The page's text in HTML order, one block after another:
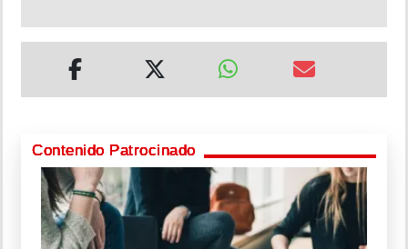
Contenido Patrocinado